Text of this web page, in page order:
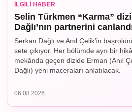
İLGILI HABER
Selin Türkmen “Karma”
Dağlı’nın partnerini
Serkan Dağlı ve Anıl Çelik’in
sete çıkıyor. Her bölümde ayrı bir
mekânda geçen dizide Erman (Anıl
Dağlı) yeni maceraları anlatılacak.
06.08.2026